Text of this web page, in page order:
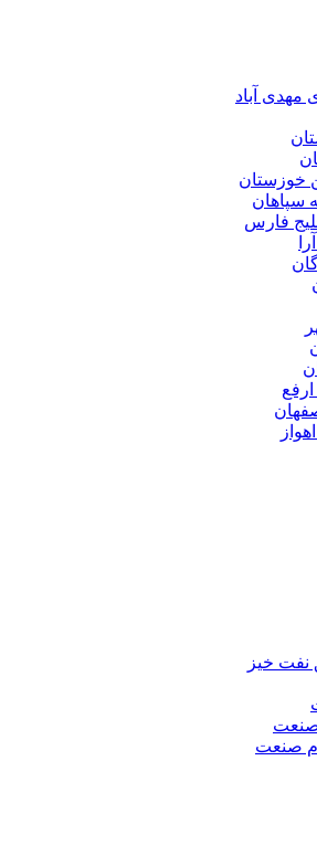
آباد
خوزستان
سپاهان
فارس
ارفع
نفت خیز
صنعت
صنعت